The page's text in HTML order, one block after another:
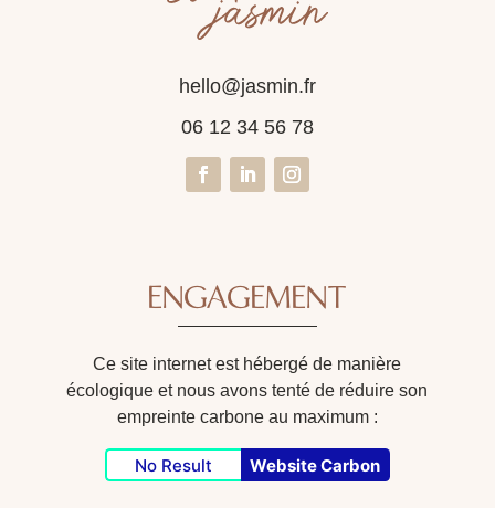
hello@jasmin.fr
06 12 34 56 78
ENGAGEMENT
Cesite internet est hébergé de manière
écologique et nous avons tenté de réduire son
empreinte carbone au maximum :
No Result Website Carbon